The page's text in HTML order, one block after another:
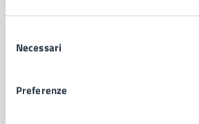
delNecessari
Preferenze
Uffici
Enti e fondazioni
Personale amministrativo